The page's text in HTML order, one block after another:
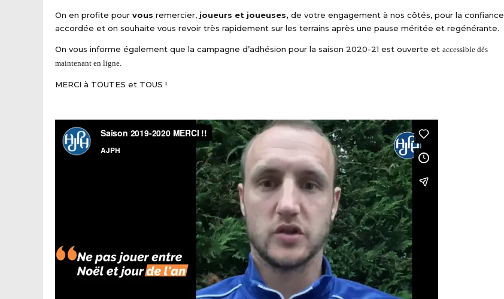
On en profite pour vous remercier, joueurs et joueuses, de votre engagement à nos côtés, pour la confiance
accordée et on souhaite vous revoir très rapidement sur les terrains après une pause méritée et regénérante.
On vous informe également que la campagne d’adhésion pour la saison 2020-21 est ouverte et accessible dès
maintenant en ligne.
MERCI à TOUTES et TOUS !